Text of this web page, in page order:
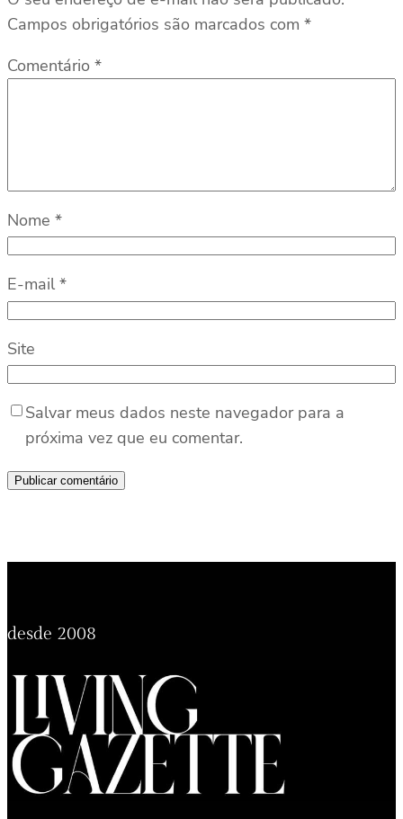
Campos obrigatórios são marcados com *
Comentário *
Nome *
E-mail *
Site
Salvar meus dados neste navegador para a
próxima vez que eu comentar.
desde 2008